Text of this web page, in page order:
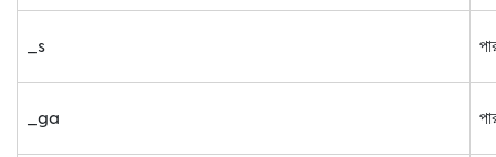
_s
_ga